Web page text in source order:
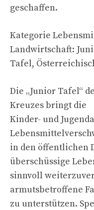
geschaffen.
Kategorie
Landwirtschaft:
Tafel,
Die „Junior Tafel“
Kreuzes bringt die
Kinder- und
in den öffentlichen
überschüssige
sinnvoll
armutsbetroffene
zu unterstützen.